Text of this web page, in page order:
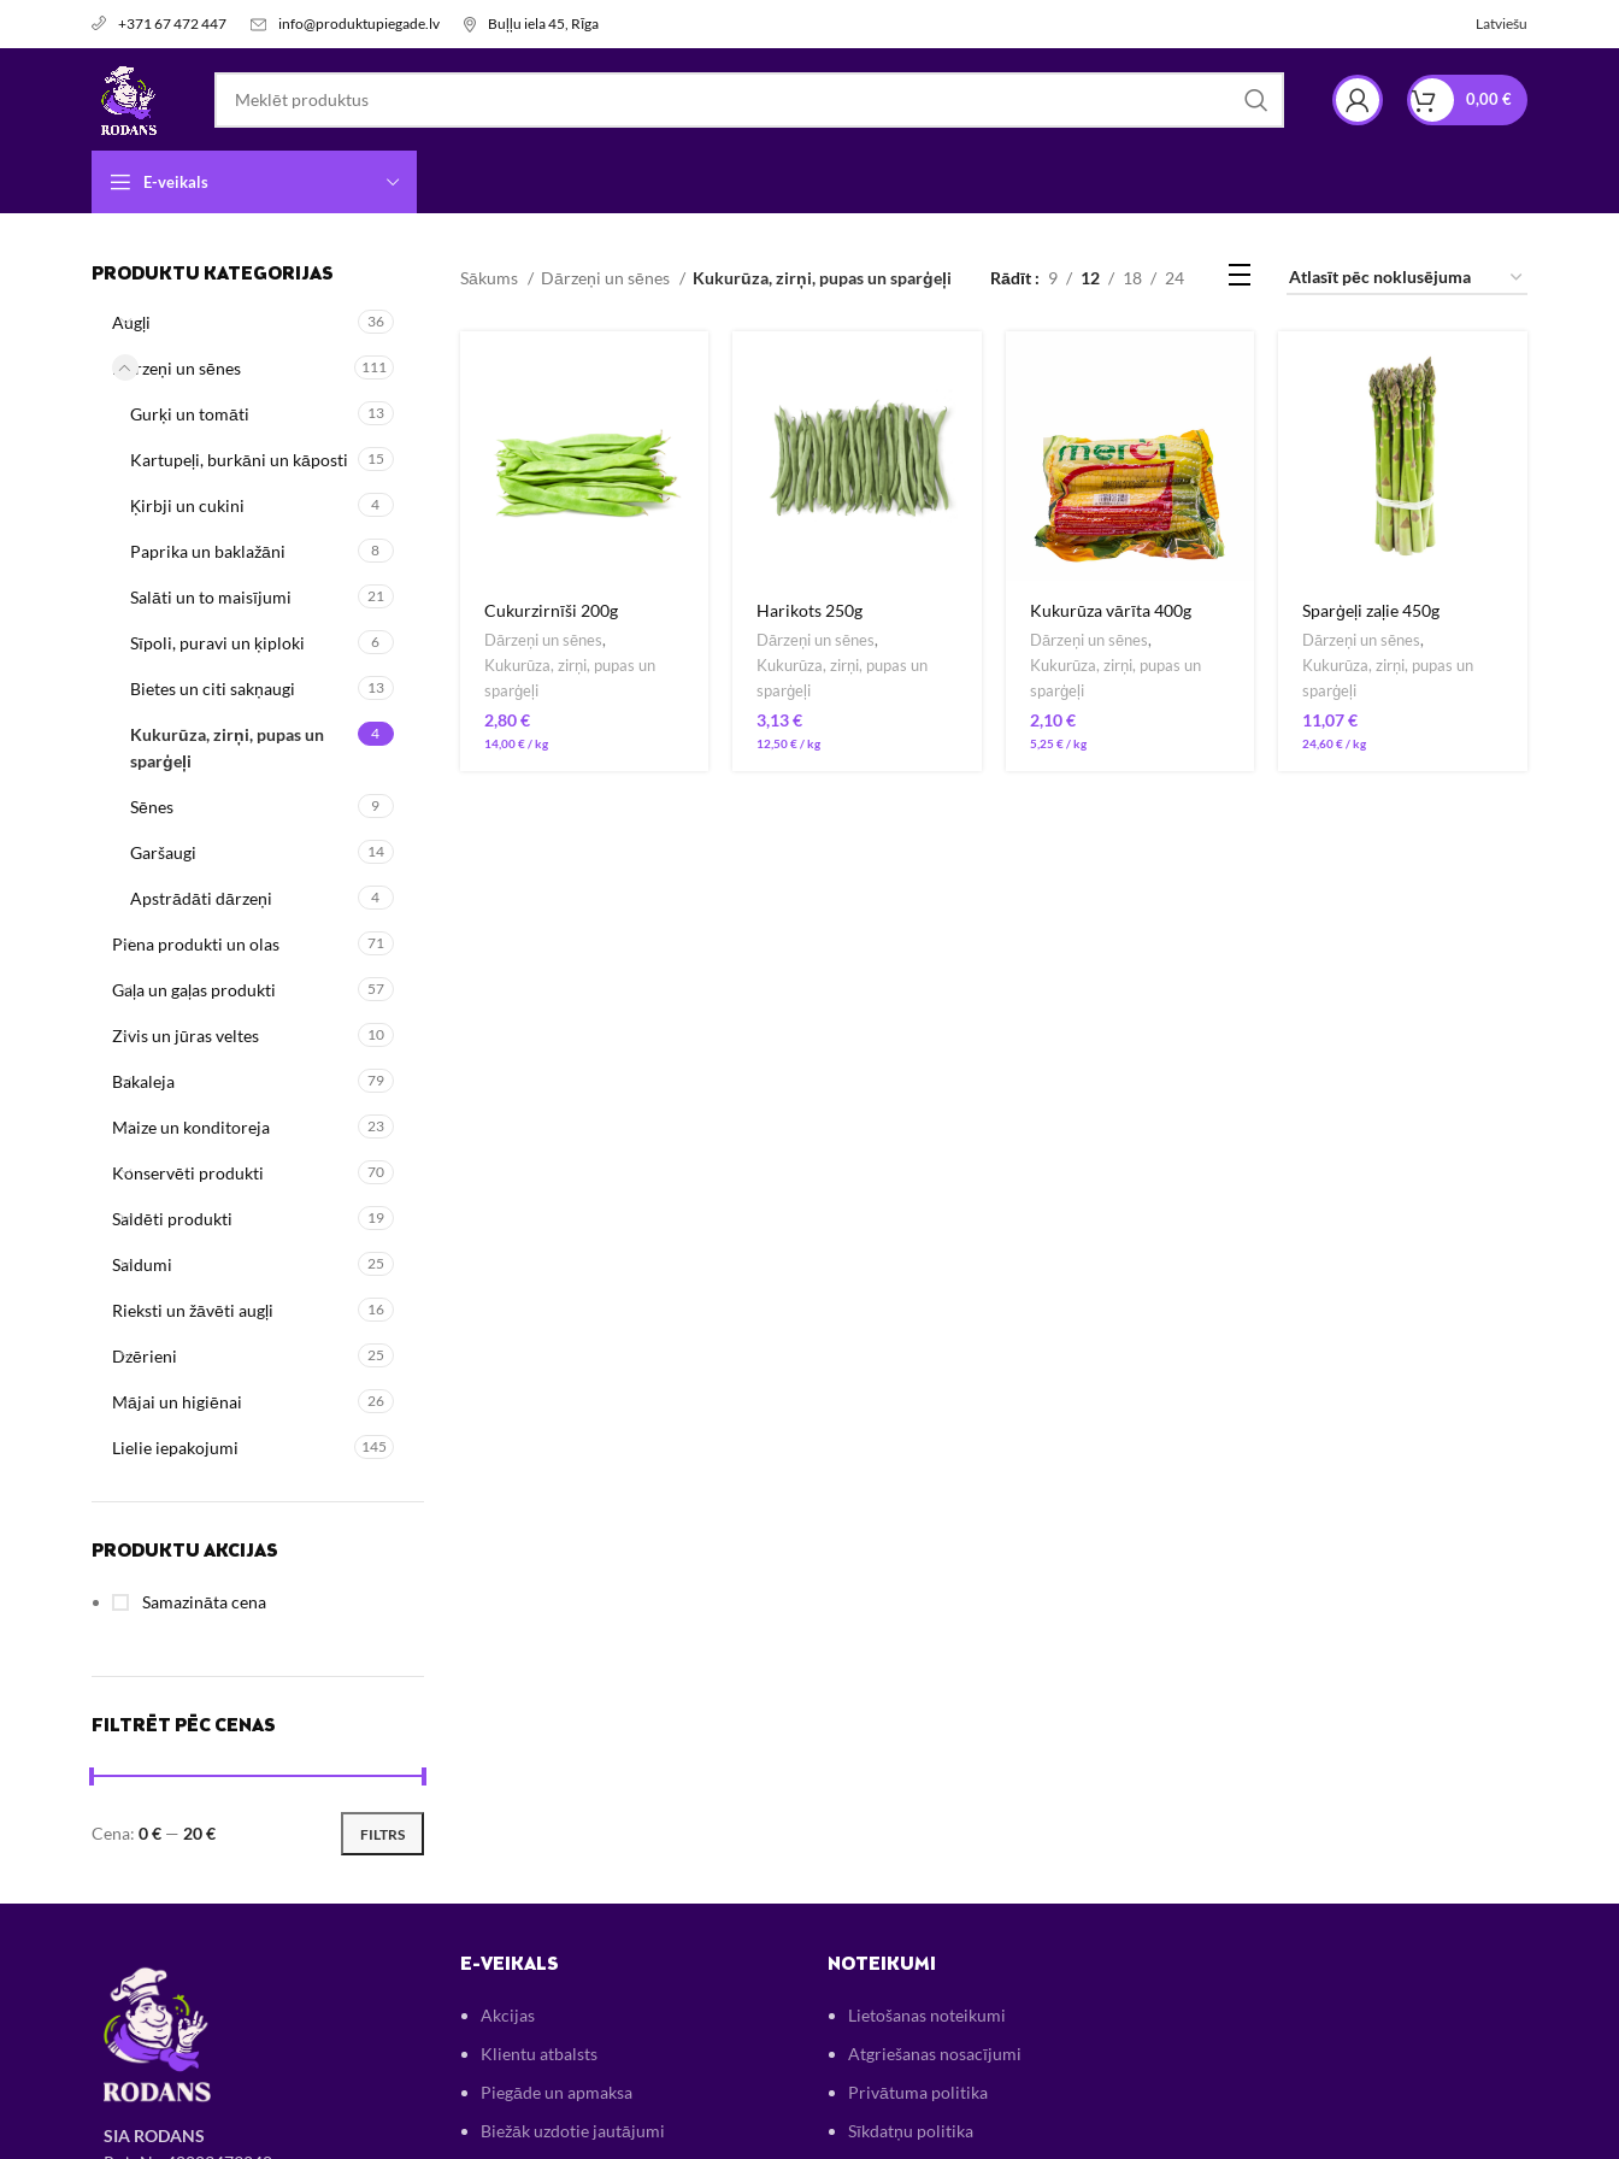
+371 67 472 447 info@produktupiegade.lv Buļļu iela 45, Rīga Latviešu
0,00€
E-veikals
PRODUKTU KATEGORIJAS
Augļi 36
Dārzeņi un sēnes 111
Gurķi un tomāti 13
Kartupeļi, burkāni un kāposti 15
Ķirbji un cukini 4
Paprika un baklažāni 8
Salāti un to maisījumi 21
Sīpoli, puravi un ķiploki 6
Bietes un citi sakņaugi 13
Kukurūza, zirņi, pupas un
sparģeļi
4
Sēnes 9
Garšaugi 14
Apstrādāti dārzeņi 4
Piena produkti un olas 71
Gaļa un gaļas produkti 57
Zivis un jūras veltes 10
Bakaleja 79
Maize un konditoreja 23
Konservēti produkti 70
Saldēti produkti 19
Saldumi 25
Rieksti un žāvēti augļi 16
Dzērieni 25
Mājai un higiēnai 26
Lielie iepakojumi 145
PRODUKTU AKCIJAS
Samazināta cena
FILTRĒT PĒC CENAS
FILTRS
Cena: 0 € — 20 €
Sākums Dārzeņi un sēnes Kukurūza, zirņi, pupas un sparģeļi Rādīt 9 12 18 24
Cukurzirnīši 200g
Dārzeņi un sēnes,
Kukurūza, zirņi, pupas un
sparģeļi
€
14,00€ /
Harikots 250g
Dārzeņi un sēnes,
Kukurūza, zirņi, pupas un
sparģeļi
€
12,50€/
Kukurūza vārīta 400g
Dārzeņi un sēnes,
Kukurūza, zirņi, pupas un
sparģeļi
€
5,25€/
Sparģeļi zaļie 450g
Dārzeņi un sēnes,
Kukurūza, zirņi, pupas un
sparģeļi
€
24,60€/
SIA RODANS
E-VEIKALS
Akcijas
Klientu atbalsts
Piegāde un apmaksa
Biežāk uzdotie jautājumi
NOTEIKUMI
Lietošanas noteikumi
Atgriešanas nosacījumi
Privātuma politika
Sīkdatņu politika